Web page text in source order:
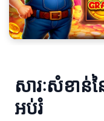
សារៈសំខាន់ន
អប់រំ